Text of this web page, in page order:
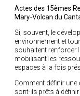
2011
2010
2009
2008
2007
2005
Actes des 15èmes
Mary-Volcan du
Si, souvent, le
environnement et
souhaitent renforcer
mobilisant les
espaces à la fois
Comment définir une
sont-ils prêts à